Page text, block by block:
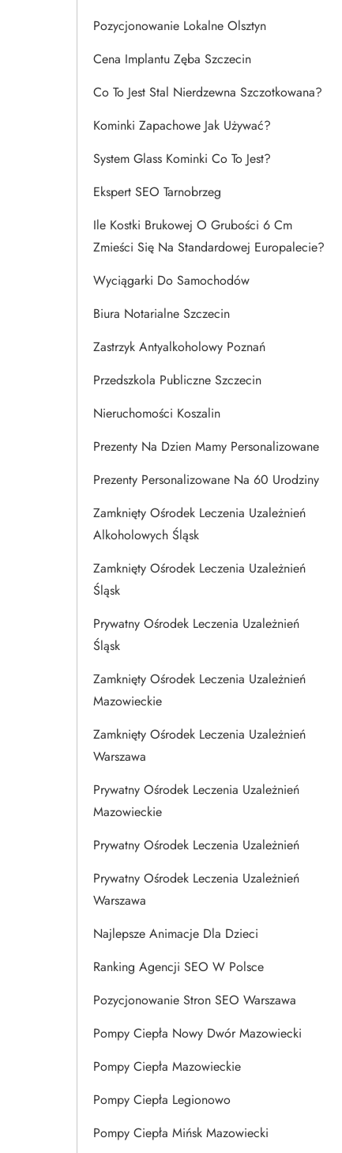
Pozycjonowanie Lokalne Olsztyn
Cena Implantu Zęba Szczecin
Co To Jest Stal Nierdzewna Szczotkowana?
Kominki Zapachowe Jak Używać?
System Glass Kominki Co To Jest?
Ekspert SEO Tarnobrzeg
Ile Kostki Brukowej O Grubości 6 Cm
Zmieści Się Na Standardowej Europalecie?
Wyciągarki Do Samochodów
Biura Notarialne Szczecin
Zastrzyk Antyalkoholowy Poznań
Przedszkola Publiczne Szczecin
Nieruchomości Koszalin
Prezenty Na Dzien Mamy Personalizowane
Prezenty Personalizowane Na 60 Urodziny
Zamknięty Ośrodek Leczenia Uzależnień
Alkoholowych Śląsk
Zamknięty Ośrodek Leczenia Uzależnień
Śląsk
Prywatny Ośrodek Leczenia Uzależnień
Śląsk
Zamknięty Ośrodek Leczenia Uzależnień
Mazowieckie
Zamknięty Ośrodek Leczenia Uzależnień
Warszawa
Prywatny Ośrodek Leczenia Uzależnień
Mazowieckie
Prywatny Ośrodek Leczenia Uzależnień
Prywatny Ośrodek Leczenia Uzależnień
Warszawa
Najlepsze Animacje Dla Dzieci
Ranking Agencji SEO W Polsce
Pozycjonowanie Stron SEO Warszawa
Pompy Ciepła Nowy Dwór Mazowiecki
Pompy Ciepła Mazowieckie
Pompy Ciepła Legionowo
Pompy Ciepła Mińsk Mazowiecki